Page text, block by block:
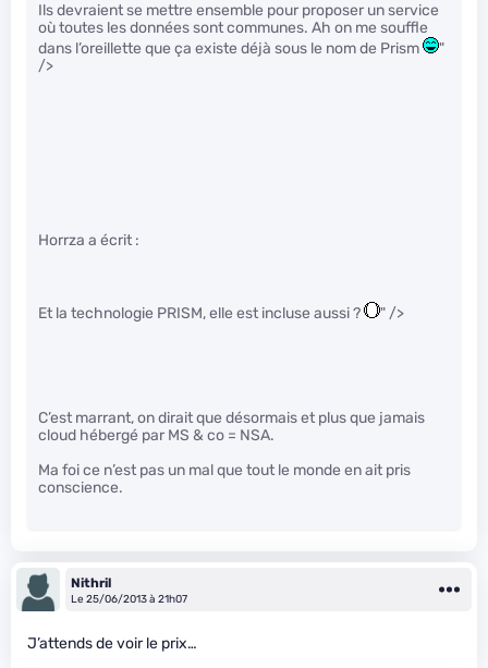
Ils devraient se mettre ensemble pour proposer un service
où toutes les données sont communes. Ah on me souffle
dans l’oreillette que ça existe déjà sous le nom de Prism
"
/>
Horrza a écrit :
Et la technologie PRISM, elle est incluse aussi ? " />
C’est marrant, on dirait que désormais et plus que jamais
cloud hébergé par MS & co = NSA.
Ma foi ce n’est pas un mal que tout le monde en ait pris
conscience.
Nithril
Le 25/06/2013 à 21h07
J’attends de voir le prix…